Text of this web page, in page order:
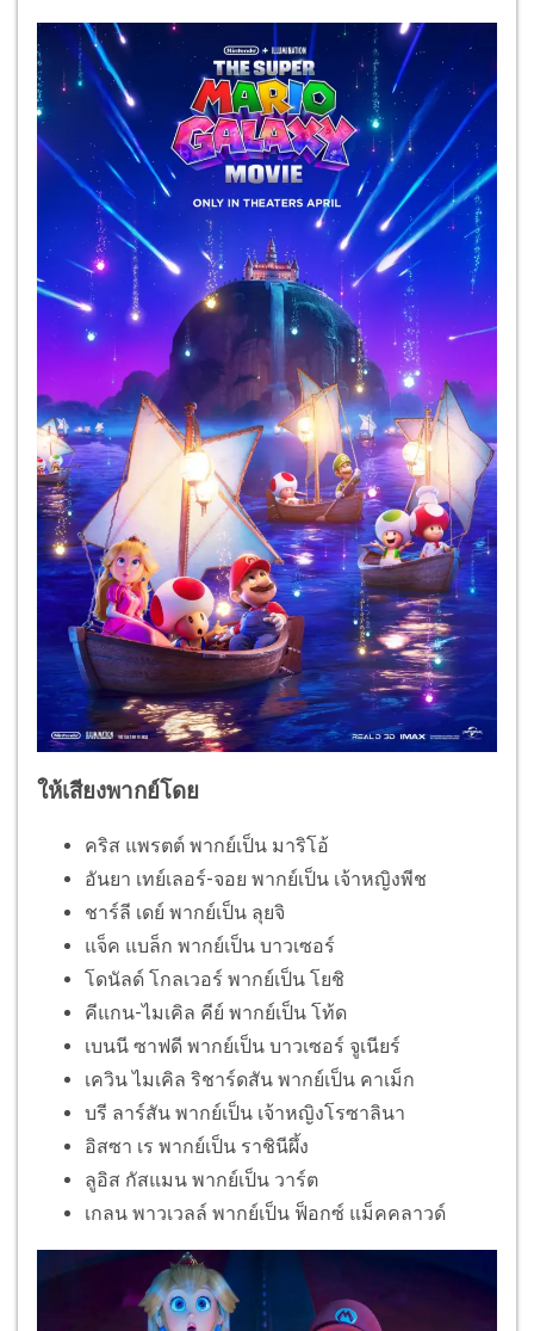
ให้เสียงพากย์โดย
คริส แพรตต์ พากย์เป็น มาริโอ้
อันยา เทย์เลอร์-จอย พากย์เป็น เจ้าหญิงพีช
ชาร์ลี เดย์ พากย์เป็น ลุยจิ
แจ็ค แบล็ก พากย์เป็น บาวเซอร์
โดนัลด์ โกลเวอร์ ​พากย์เป็น โยชิ
คีแกน-ไมเคิล คีย์ พากย์เป็น โท้ด
เบนนี ซาฟดี พากย์เป็น บาวเซอร์ จูเนียร์
เควิน ไมเคิล ริชาร์ดสัน พากย์เป็น คาเม็ก
บรี ลาร์สัน พากย์เป็น เจ้าหญิงโรซาลินา
อิสซา เร พากย์เป็น ราชินีผึ้ง
ลูอิส กัสแมน พากย์เป็น วาร์ต
เกลน พาวเวลล์ พากย์เป็น ฟ็อกซ์ แม็คคลาวด์